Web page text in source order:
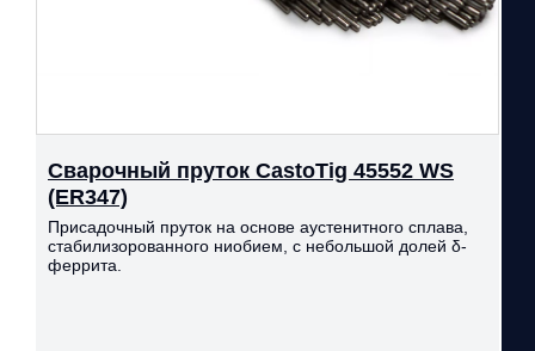
Сварочный пруток CastoTig 45552 WS
(ER347)
Присадочный пруток на основе аустенитного сплава,
стабилизорованного ниобием, с небольшой долей δ-
феррита.